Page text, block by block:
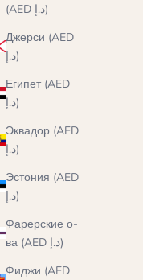
(AED د.إ)
Джерси (AED
د.إ)
Египет (AED
د.إ)
Эквадор (AED
د.إ)
Эстония (AED
د.إ)
Фарерские о-
ва (AED د.إ)
Фиджи (AED